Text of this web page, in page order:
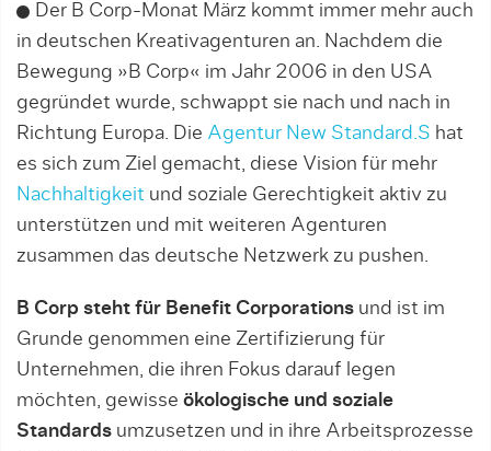
Der B Corp-Monat März kommt immer mehr auch
in deutschen Kreativagenturen an. Nachdem die
Bewegung »B Corp« im Jahr 2006 in den USA
gegründet wurde, schwappt sie nach und nach in
Richtung Europa. Die Agentur New Standard.S hat
es sich zum Ziel gemacht, diese Vision für mehr
Nachhaltigkeit und soziale Gerechtigkeit aktiv zu
unterstützen und mit weiteren Agenturen
zusammen das deutsche Netzwerk zu pushen.
B Corp steht für Benefit Corporations und ist im
Grunde genommen eine Zertifizierung für
Unternehmen, die ihren Fokus darauf legen
möchten, gewisse ökologische und soziale
Standards umzusetzen und in ihre Arbeitsprozesse